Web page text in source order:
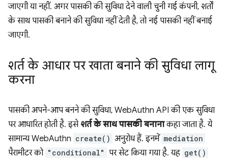
जाएगी या नहीं. अगर पासकी की सुविधा देने वाली चुनी गई कंपनी, शर्तों
के साथ पासकी बनाने की सुविधा नहीं देती है, तो नई पासकी नहीं बनाई
जाएगी.
शर्त के आधार पर खाता बनाने की सुविधा लागू
करना
पासकी अपने-आप बनने की सुविधा, WebAuthn API की एक सुविधा
पर आधारित होती है. इसे शर्त के साथ पासकी बनानाकहा जाता है. ये
सामान्य WebAuthn create() अनुरोध हैं. इनमें mediation
पैरामीटर को "conditional" पर सेट किया गया है. यह get()